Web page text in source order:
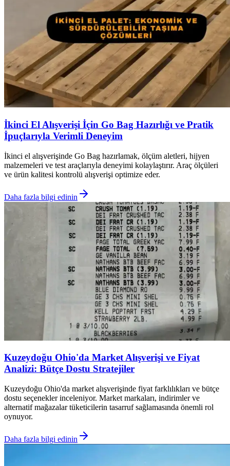
İkinci El Alışverişi İçin Go Bag Hazırlığı ve Pratik
İpuçlarıyla Verimli Deneyim
İkinci el alışverişinde Go Bag hazırlamak, ölçüm aletleri, hijyen
malzemeleri ve test araçlarıyla deneyimi kolaylaştırır. Araç ölçüleri
ve ürün kalitesi kontrolü alışverişi optimize eder.
Daha fazla bilgi edinin
Kuzeydoğu Ohio'da Market Alışverişi ve Fiyat
Analizi: Bütçe Dostu Stratejiler
Kuzeydoğu Ohio'da market alışverişinde fiyat farklılıkları ve bütçe
dostu seçenekler inceleniyor. Market markaları, indirimler ve
alternatif mağazalar tüketicilerin tasarruf sağlamasında önemli rol
oynuyor.
Daha fazla bilgi edinin